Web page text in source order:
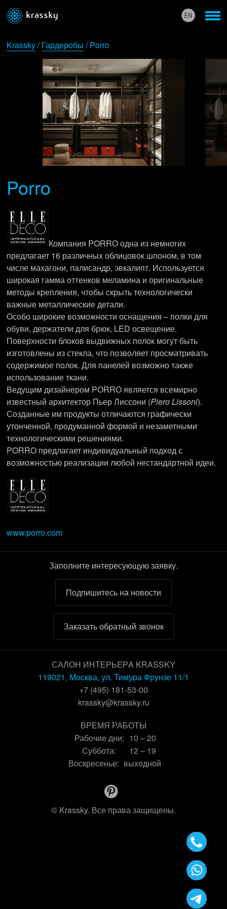
Krassky/Гардеробы / Porro
Porro
Компания PORRO одна из немногих
предлагает 16 различных облицовок шпоном, в том
числе махагони, палисандр, эвкалипт. Используется
широкая гамма оттенков меламина и оригинальные
методы крепления, чтобы скрыть технологически
важные металлические детали.
Особо широкие возможности оснащения – полки для
обуви, держатели для брюк, LED освещение.
Поверхности блоков выдвижных полок могут быть
изготовлены из стекла, что позволяет просматривать
содержимое полок. Для панелей возможно также
использование ткани.
Ведущим дизайнером PORRO является всемирно
известный архитектор Пьер Лиссони (Piero Lissoni).
Созданные им продукты отличаются графически
утонченной, продуманной формой и незаметными
технологическими решениями.
PORRO предлагает индивидуальный подход с
возможностью реализации любой нестандартной идеи.
www.porro.com
Заполните интересующую заявку.
Подпишитесь на новости
Заказать обратный звонок
САЛОН ИНТЕРЬЕРA KRASSKY
119021, Москва, ул. Тимура Фрунзе 11/1
+7 (495) 181-53-00
krassky@krassky.ru
ВРЕМЯ РАБОТЫ
Рабочие дни: 10 – 20
Суббота:
12 – 19
Воскресенье: выходной
© Krassky. Все права защищены.